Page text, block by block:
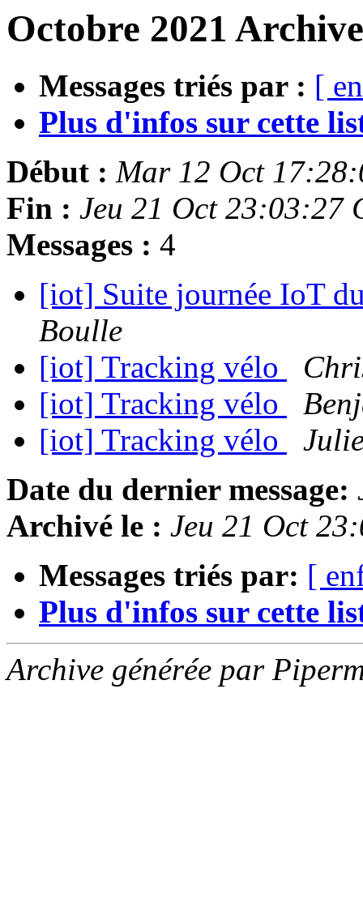
Octobre 2021
Messages triés par : [
Plus d'infos sur cette
Début : Mar 12 Oct
Fin : Jeu 21 Oct 23:03:27
Messages : 4
[iot] Suite journée IoT
Boulle
[iot] Tracking vélo
[iot] Tracking vélo
[iot] Tracking vélo
Date du dernier message:
Archivé le : Jeu 21 Oct
Messages triés par: [
Plus d'infos sur cette
Archive générée par